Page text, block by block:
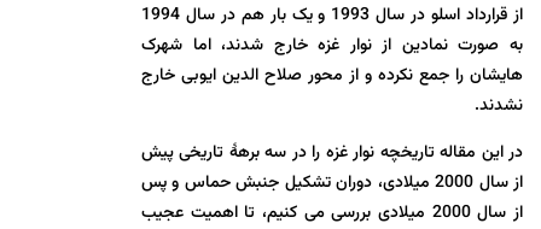
از قرارداد اسلو در سال 1993 و یک بار هم در سال 1994
به صورت نمادین از نوار غزه خارج شدند، اما شهرک
هایشان را جمع نکرده و از محور صلاح الدین ایوبی خارج
نشدند.
در این مقاله تاریخچه نوار غزه را در سه برهۀ تاریخی پیش
از سال 2000 میلادی، دوران تشکیل جنبش حماس و پس
از سال 2000 میلادی بررسی می کنیم، تا اهمیت عجیب